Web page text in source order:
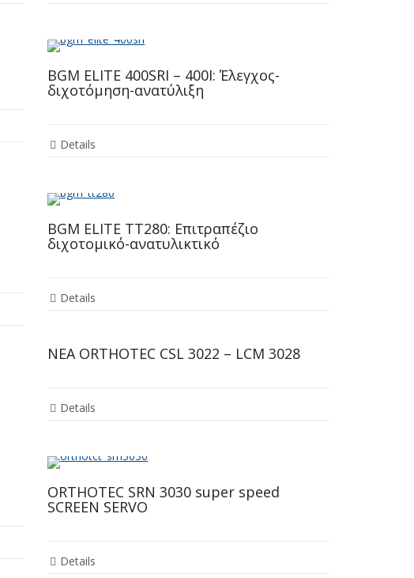
BGM ELITE 400SRI – 400I: Έλεγχος-
διχοτόμηση-ανατύλιξη
Details
BGM ELITE TT280: Επιτραπέζιο
διχοτομικό-ανατυλικτικό
Details
ΝΕΑ ORTHOTEC CSL 3022 – LCM 3028
Details
ORTHOTEC SRN 3030 super speed
SCREEN SERVO
Details